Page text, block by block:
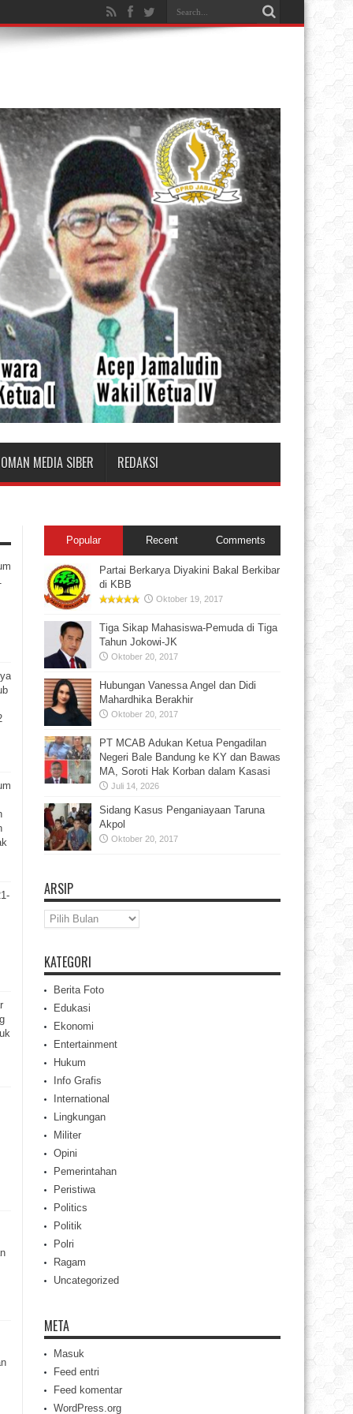
MEDIA SIBER REDAKSI
Popular Recent Comments
Partai Berkarya Diyakini Bakal Berkibar
di KBB
Oktober 19, 2017
Tiga Sikap Mahasiswa-Pemuda di Tiga
Tahun Jokowi-JK
Oktober 20, 2017
Hubungan Vanessa Angel dan Didi
Mahardhika Berakhir
Oktober 20, 2017
PT MCAB Adukan Ketua Pengadilan
Negeri Bale Bandung ke KY dan Bawas
MA, Soroti Hak Korban dalam Kasasi
Juli 14, 2026
Sidang Kasus Penganiayaan Taruna
Akpol
Oktober 20, 2017
ARSIP
Arsip
KATEGORI
Berita Foto
Edukasi
Ekonomi
Entertainment
Hukum
Info Grafis
International
Lingkungan
Militer
Opini
Pemerintahan
Peristiwa
Politics
Politik
Polri
Ragam
Uncategorized
META
Masuk
Feed entri
Feed komentar
WordPress.org